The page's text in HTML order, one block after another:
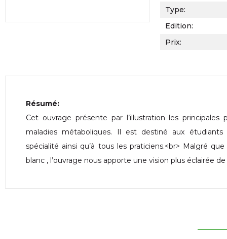
Type:
Edition:
Prix:
Résumé:
Cet ouvrage présente par l’illustration les
maladies métaboliques. Il est destiné aux
spécialité ainsi qu’à tous les praticiens.<br> Malgré
blanc , l’ouvrage nous apporte une vision plus éclairée